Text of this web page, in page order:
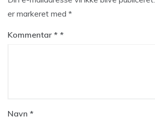
er markeret med *
Kommentar *
Navn *